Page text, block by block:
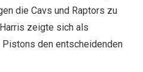
die Cavs und Raptors zu
zeigte sich als
den entscheidenden